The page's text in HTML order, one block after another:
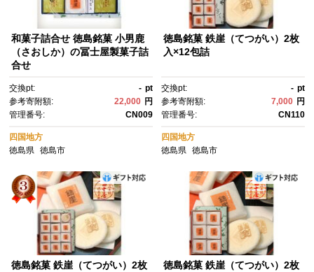
和菓子詰合せ 徳島銘菓 小男鹿
（さおしか）の冨士屋製菓子詰
合せ
交換pt: - pt
参考寄附額:
22,000 円
管理番号:
CN009
四国地方
徳島県
徳島市
徳島銘菓 鉄崖（てつがい）2枚
入×12包詰
交換pt: - pt
参考寄附額:
7,000 円
管理番号:
CN110
四国地方
徳島県 徳島市
徳島銘菓 鉄崖（てつがい）2枚
徳島銘菓 鉄崖（てつがい）2枚